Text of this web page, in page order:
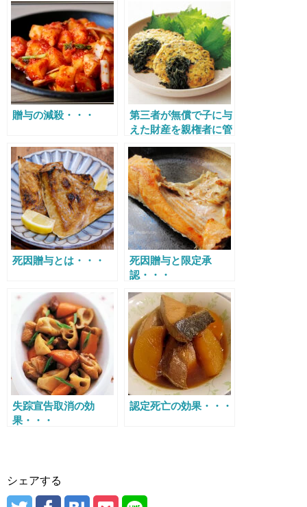
贈与の減殺・・・
第三者が無償で子に与
えた財産を親権者に管
示・・・
死因贈与とは・・・
死因贈与と限定承
認・・・
失踪宣告取消の効
果・・・
認定死亡の効果・・・
シェアする